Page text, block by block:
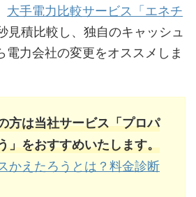
大手電力比較サービス「エネチ
見積比較し、独自のキャッシュ
電力会社の変更をオススメしま
方は当社サービス「プロパ
」をおすすめいたします。
かえたろうとは？料金診断